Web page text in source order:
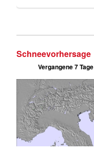
Schneevorhersage
Vergangene 7 Tage